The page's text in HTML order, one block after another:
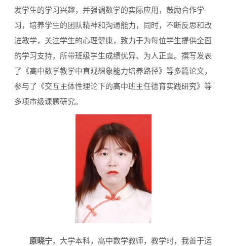
发学生的学习兴趣，并强调数学的实际应用，鼓励合作学
习，培养学生的团队精神和沟通能力，同时，不断反思和改
进教学，关注学生的心理健康，致力于为每位学生提供全面
的学习支持，所带班级学生成绩优异、为人正直。撰写发表
了《高中数学教学中直观想象能力培养路径》等多篇论文，
参与了《交互主体性理论下的高中班主任德育实践研究》等
多项市级课题研究。
原晓宁，大学本科，高中数学教师，教学时，我善于运